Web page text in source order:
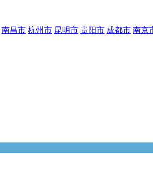
南昌市 杭州市 昆明市 贵阳市 成都市 南京